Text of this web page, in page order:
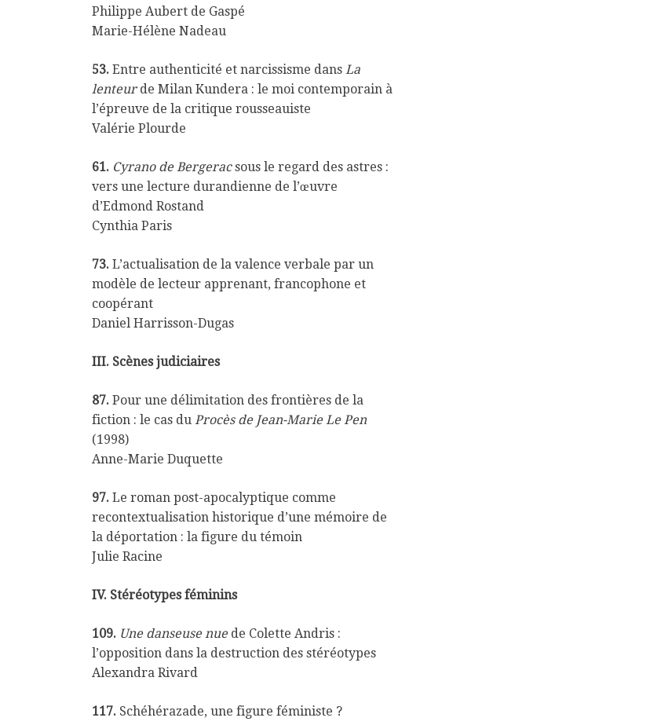
Philippe Aubert de Gaspé
Marie-Hélène Nadeau
53. Entre authenticité et narcissisme dans La
lenteurde Milan Kundera : le moi contemporain à
l’épreuve de la critique rousseauiste
Valérie Plourde
61. Cyrano de Bergeracsous le regard des astres :
vers une lecture durandienne de l’œuvre
d’Edmond Rostand
Cynthia Paris
73. L’actualisation de la valence verbale par un
modèle de lecteur apprenant, francophone et
coopérant
Daniel Harrisson-Dugas
III. Scènes judiciaires
87. Pour une délimitation des frontières de la
fiction : le cas du Procès de Jean-Marie Le Pen
(1998)
Anne-Marie Duquette
97. Le roman post-apocalyptique comme
recontextualisation historique d’une mémoire de
la déportation : la figure du témoin
Julie Racine
IV. Stéréotypes féminins
109. Une danseuse nuede Colette Andris :
l’opposition dans la destruction des stéréotypes
Alexandra Rivard
117. Schéhérazade, une figure féministe ?